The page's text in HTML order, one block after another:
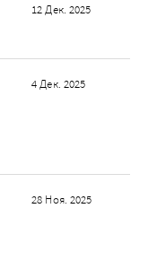
12 Дек. 2025
4 Дек. 2025
28 Ноя. 2025